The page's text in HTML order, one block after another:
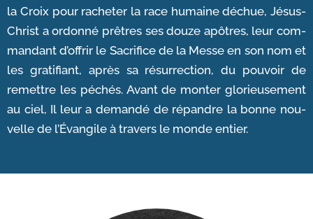
la Croix pour rache­ter la race humaine déchue, Jésus-​
Christ a ordon­né prêtres ses douze apôtres, leur com­
man­dant d’offrir le Sacrifice de la Messe en son nom et
les gra­ti­fiant, après sa résur­rec­tion, du pou­voir de
remettre les péchés. Avant de mon­ter glo­rieu­se­ment
au ciel, Il leur a deman­dé de répandre la bonne nou­
velle de l’Évangile à tra­vers le monde entier.